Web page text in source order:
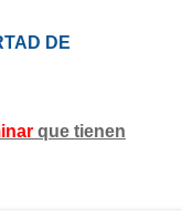
DE
que tienen